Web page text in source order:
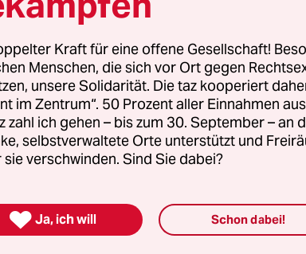
(CDU) wollte am Sonntag
aber kündigte das
die zweitägige Reise werde
Treffen des Ministers mit
weiteren Termine
die Sprecherin des
Kraft für eine offene Gesellschaft!
Menschen, die sich vor Ort gegen
unsere Solidarität. Die taz kooperiert
im Zentrum“. 50 Prozent aller Einnahmen
zahl ich gehen – bis zum 30. September – an
selbstverwaltete Orte unterstützt und
sie verschwinden. Sind Sie dabei?
 Ja, ich will Schon dabei!